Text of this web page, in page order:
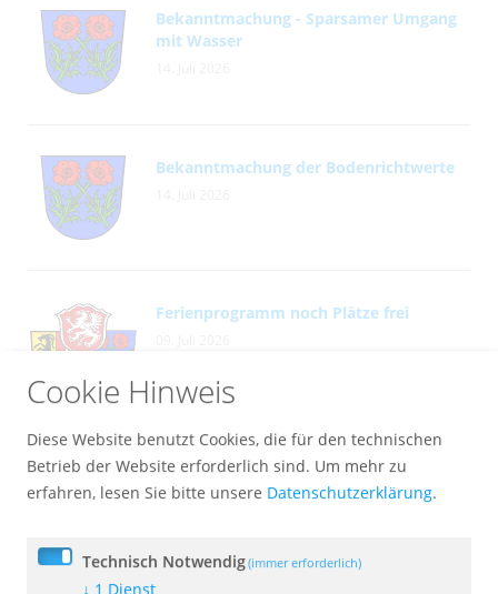
Bekanntmachung - Sparsamer Umgang
mit Wasser
Bekanntmachung der Bodenrichtwerte
Ferienprogramm noch Plätze frei
Bekanntmachung der Sitzung des
Marktgemeinderates am 13.07.2026
09. Juli 2026
Cookie Hinweis
Diese Website benutzt Cookies, die für den technischen
Betrieb der Website erforderlich sind. Um mehr zu
erfahren, lesen Sie bitte unsere Datenschutzerklärung.
Technisch Notwendig(immer erforderlich)
↓ 1 Dienst